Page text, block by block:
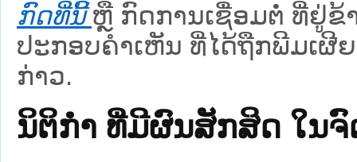
ກົດທີ່ນີ້ ຫຼື ກົດການເຊື່ອມຕໍ່ ທີ່ຢູ່ຂ້
ປະກອບຄຳເຫັນ ທີ່ໄດ້ຖືກພີມເຜີ
ກ່າວ.
ນິຕິກໍາ ທີ່ມີຜົນສັກສິດ ໃນ